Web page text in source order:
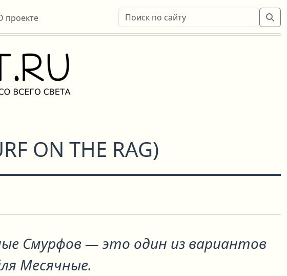
проекте
ON THE RAG)
Смурфов— это один из вариантов
Месячные.